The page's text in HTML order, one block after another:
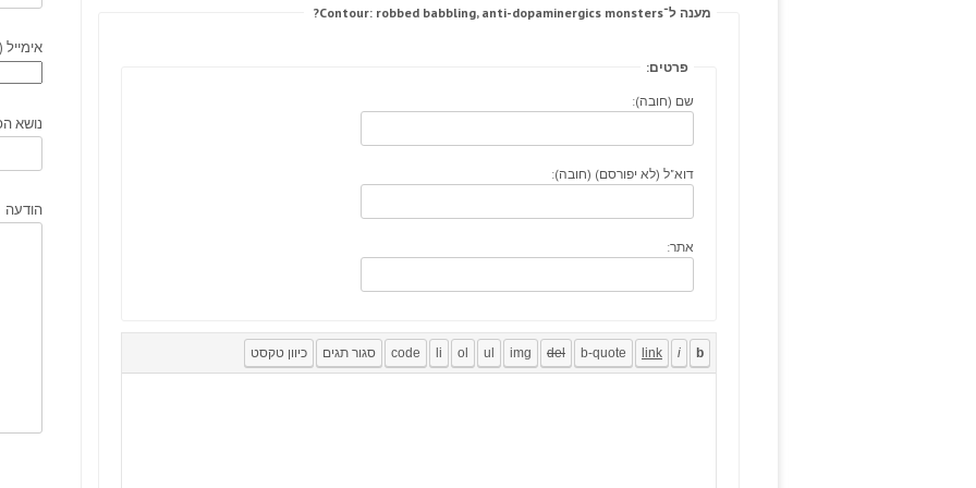
מענה ל־Contour: robbed babbling, anti-dopaminergics monsters?
פרטים:
שם (חובה):
דוא"ל (לא יפורסם) (חובה):
אתר:
נושא
הודעה